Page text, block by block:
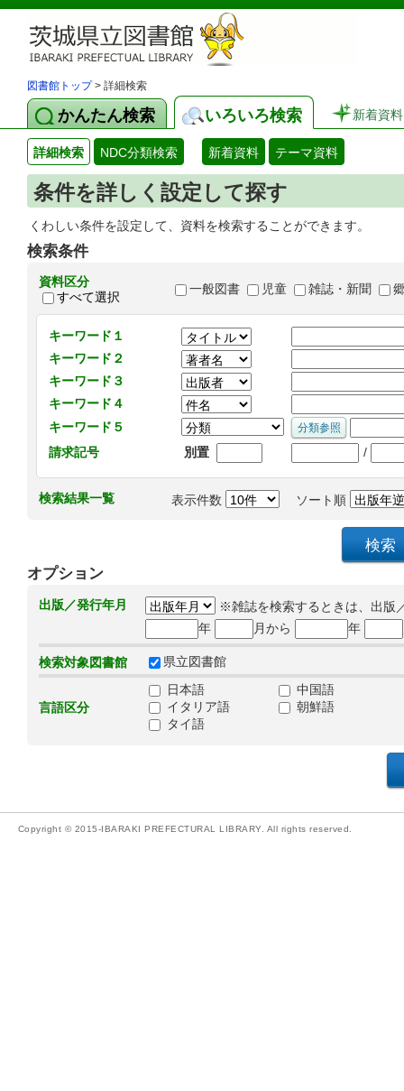
図書館トップ> 詳細検索
かんたん検索 いろいろ検索 新着資料
詳細検索 NDC分類検索 新着資料 テーマ資料
条件を詳しく設定して探す
くわしい条件を設定して、資料を検索することができます。
検索条件
資料区分
すべて選択
一般図書 児童 雑誌・新聞
キーワード１
キーワード２
キーワード３
キーワード４
キーワード５
請求記号
別置 /
検索結果一覧 表示件数 ソート順
オプション
出版／発行年月
※雑誌を検索するときは、出版
年
月から 年
検索対象図書館 県立図書館
言語区分
日本語
中国語
イタリア語
朝鮮語
タイ語
Copyright © 2015-IBARAKI PREFECTURAL LIBRARY. All rights reserved.